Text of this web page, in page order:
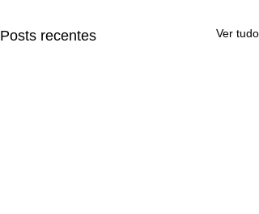
Posts recentes Ver tudo